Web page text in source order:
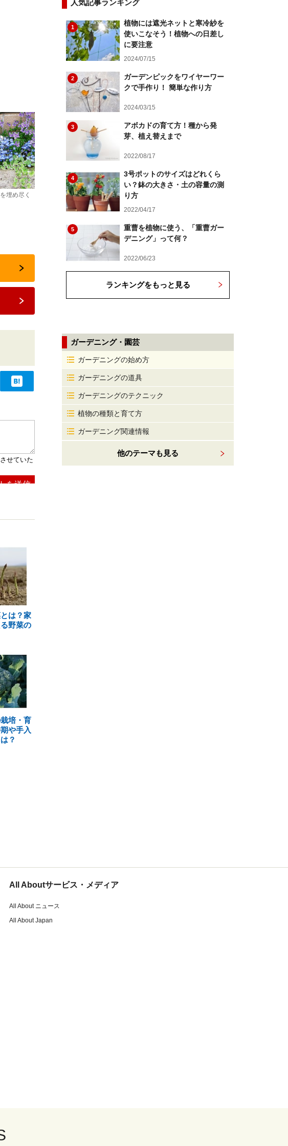
埋め尽く
は？家
野菜の
培・育
や手入
？
人気記事ランキング
1
植物には遮光ネットと寒冷紗を
使いこなそう！植物への日差し
に要注意
2024/07/15
2
ガーデンピックをワイヤーワー
クで手作り！ 簡単な作り方
2024/03/15
3
アボカドの育て方！種から発
芽、植え替えまで
2022/08/17
4
3号ポットのサイズはどれくら
い？鉢の大きさ・土の容量の測
り方
2022/04/17
5
重曹を植物に使う、「重曹ガー
デニング」って何？
2022/06/23
ランキングをもっと見る
ガーデニング・園芸
ガーデニングの始め方
ガーデニングの道具
ガーデニングのテクニック
植物の種類と育て方
ガーデニング関連情報
他のテーマも見る
All Aboutサービス・メディア
All About ニュース
All About Japan